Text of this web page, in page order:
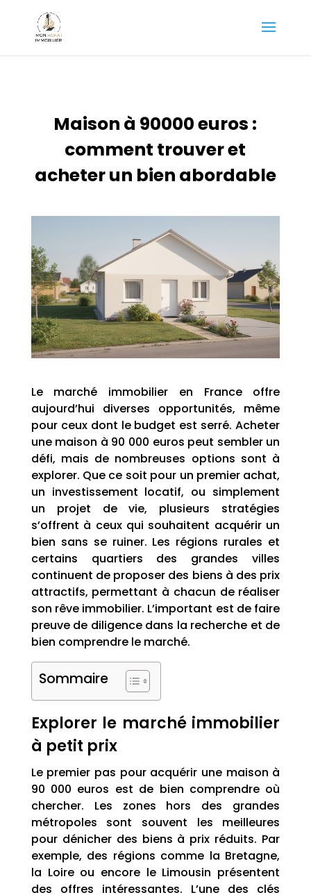
Maison à 90000 euros :
comment trouver et
acheter un bien abordable
Le marché immobilier en France offre
aujourd’hui diverses opportunités, même
pour ceux dont le budget est serré. Acheter
une maison à 90 000 euros peut sembler un
défi, mais de nombreuses options sont à
explorer. Que ce soit pour un premier achat,
un investissement locatif, ou simplement
un projet de vie, plusieurs stratégies
s’offrent à ceux qui souhaitent acquérir un
bien sans se ruiner. Les régions rurales et
certains quartiers des grandes villes
continuent de proposer des biens à des prix
attractifs, permettant à chacun de réaliser
son rêve immobilier. L’important est de faire
preuve de diligence dans la recherche et de
bien comprendre le marché.
Sommaire
Explorer le marché immobilier
à petit prix
Le premier pas pour acquérir une maison à
90 000 euros est de bien comprendre où
chercher. Les zones hors des grandes
métropoles sont souvent les meilleures
pour dénicher des biens à prix réduits. Par
exemple, des régions comme la Bretagne,
la Loire ou encore le Limousin présentent
des offres intéressantes. L’une des clés